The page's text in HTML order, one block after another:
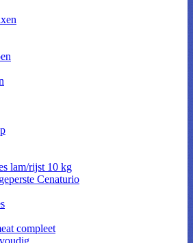
lam/rijst 10 kg
Cenaturio
compleet